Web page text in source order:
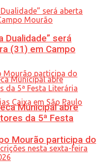
Mourão participa do
Dualidade” será
(31) em Campo
Municipal abre
da 5ª Festa